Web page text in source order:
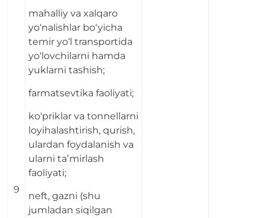
9
mahalliy va xalqaro
yo‘nalishlar bo‘yicha
temir yo‘l transportida
yo‘lovchilarni hamda
yuklarni tashish;
farmatsevtika faoliyati;
ko‘priklar va tonnellarni
loyihalashtirish, qurish,
ulardan foydalanish va
ularni taʼmirlash
faoliyati;
neft, gazni (shu
jumladan siqilgan